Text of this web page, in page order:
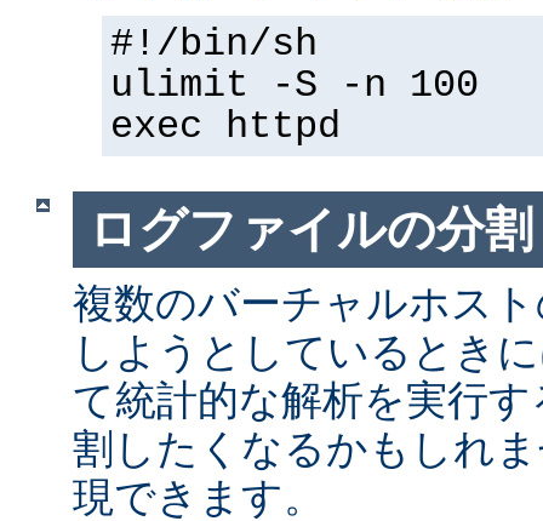
#!/bin/sh
ulimit -S -n 100
exec httpd
ログファイルの分割
複数のバーチャルホス
しようとしているとき
て統計的な解析を実行
割したくなるかもしれ
現できます。